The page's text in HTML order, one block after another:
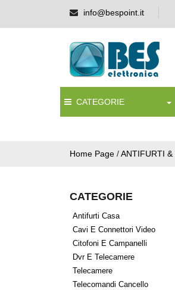
info@bespoint.it
CATEGORIE
Home Page /ANTIFURTI &
CATEGORIE
Antifurti Casa
Cavi E Connettori Video
Citofoni E Campanelli
Dvr E Telecamere
Telecamere
Telecomandi Cancello